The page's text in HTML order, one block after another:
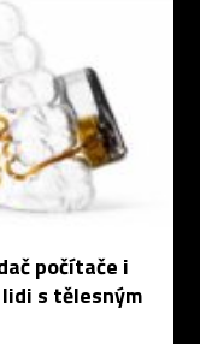
počítače i
s tělesným